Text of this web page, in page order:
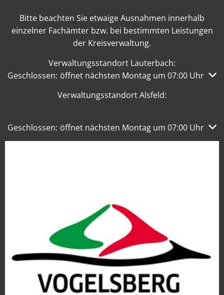
Bitte beachten Sie etwaige Ausnahmen innerhalb
einzelner Fachämter bzw. bei bestimmten Leistungen
der Kreisverwaltung.
Verwaltungsstandort Lauterbach:
Klicken, um weitere Öffnungs- oder Schließzeiten
Geschlossen: öffnet nächsten Montag um 07:00 Uhr
Verwaltungsstandort Alsfeld:
Klicken, um weitere Öffnungs- oder Schließzeiten
Geschlossen: öffnet nächsten Montag um 07:00 Uhr